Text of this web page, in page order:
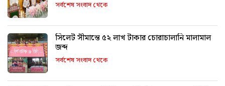
সর্বশেষ সংবাদ থেকে
সিলেট সীমান্তে ৫২ লাখ টাকার চোরাচালানি মালামাল
জব্দ
সর্বশেষ সংবাদ থেকে